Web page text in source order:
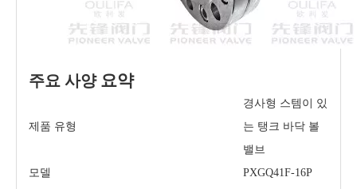
주요 사양 요약
제품 유형
경사형 스템이 있
는 탱크 바닥 볼
밸브
모델
PXGQ41F-16P